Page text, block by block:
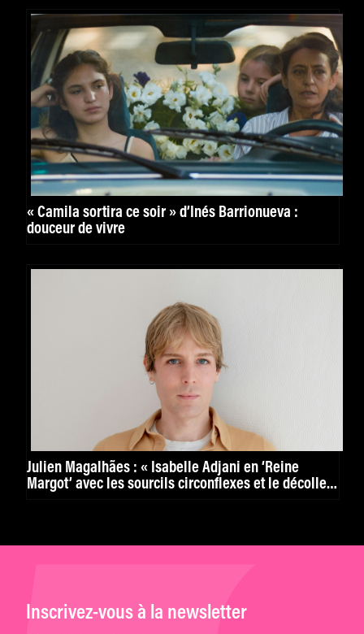
« Camila sortira ce soir » d’Inés Barrionueva :
douceur de vivre
Julien Magalhães : « Isabelle Adjani en ‘Reine
Margot’ avec les sourcils circonflexes et le décolleté
Inscrivez-vous à la newsletter